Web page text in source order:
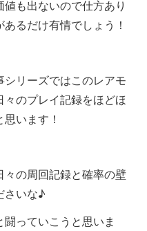
も出ないので仕方あり
るだけ有情でしょう！
シリーズではこのレアモ
のプレイ記録をほどほ
います！
の周回記録と確率の壁
さいな♪
っていこうと思いま